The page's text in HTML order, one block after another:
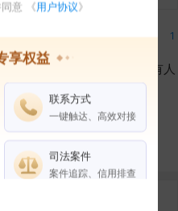
1
在外任职
1
作为受益所有人
1
意 《用户协议》
享权益
联系方式
一键触达、高效对接
司法案件
案件追踪、信用排查